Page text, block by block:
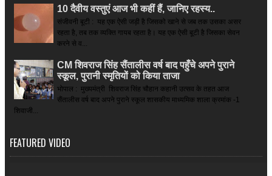
10 दैवीय वस्तुएं आज भी कहीं हैं, जानिए रहस्य..
संजीवनी बूटी : यह एक ऐसी जड़ी है जिसको खाने से जब तक उसका असर
रहता है, तब तक व्यक्ति गायब रहता है। यह एक ऐसी बूटी है जिसका सेवन
करने से व...
CM शिवराज सिंह सैंतालीस वर्ष बाद पहुँचे अपने पुराने
स्कूल, पुरानी स्मृतियों को किया ताजा
भोपाल : मुख्यमंत्री शिवराज सिंह चौहान कहानी उत्सव के तहत आज
सैंतालीस वर्ष बाद अपने पुराने स्कूल शासकीय माध्यमिक शाला क्रमांक -1
शिवाजी...
FEATURED VIDEO